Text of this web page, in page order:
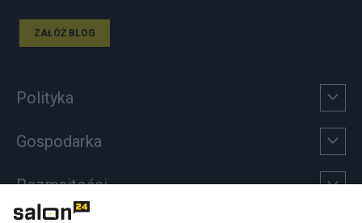
ZAŁÓŻ BLOG
Polityka
Gospodarka
Rozmaitości